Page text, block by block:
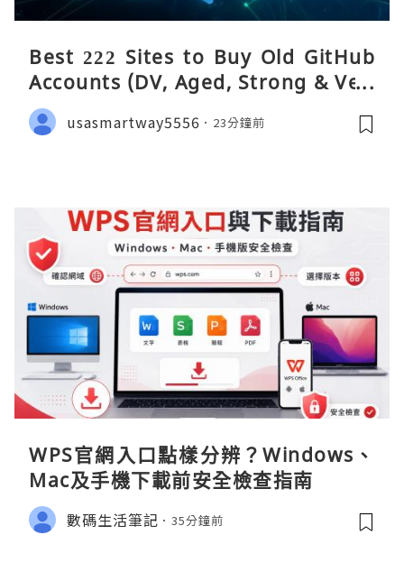
Best 222 Sites to Buy Old GitHub
Accounts (DV, Aged, Strong & Veri
fied)
usasmartway5556 23分鐘前
WPS官網入口點樣分辨？Windows、
Mac及手機下載前安全檢查指南
數碼生活筆記 35分鐘前